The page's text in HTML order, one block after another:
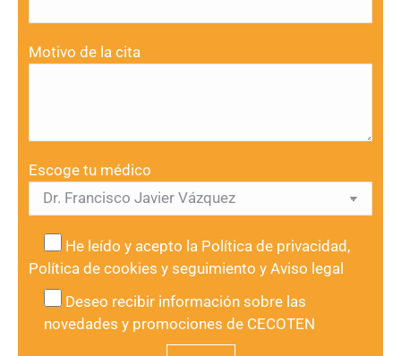
Motivo de la cita
Escoge tu médico
He leído y acepto la Política de privacidad,
Política de cookies y seguimiento y Aviso legal
Deseo recibir información sobre las
novedades y promociones de CECOTEN